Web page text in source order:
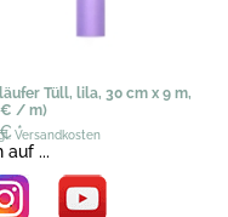
Tüll, lila, 30 cm x 9 m,
€ / m)
€*
Versandkosten
auf ...